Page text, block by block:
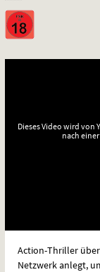
Dieses Video wird von
nach
Action-Thriller
Netzwerk anlegt,